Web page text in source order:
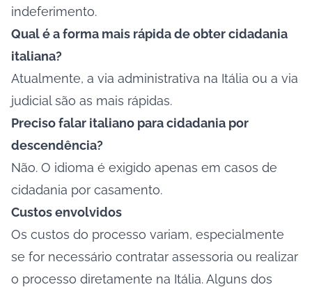
indeferimento.
Qual é a forma mais rápida de obter cidadania
italiana?
Atualmente, a via administrativa na Itália ou a via
judicial são as mais rápidas.
Preciso falar italiano para cidadania por
descendência?
Não. O idioma é exigido apenas em casos de
cidadania por casamento.
Custos envolvidos
Os custos do processo variam, especialmente
se for necessário contratar assessoria ou realizar
o processo diretamente na Itália. Alguns dos